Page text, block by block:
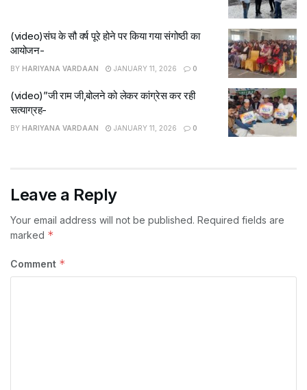
(video)संघ के सौ वर्ष पूरे होने पर किया गया संगोष्ठी का
आयोजन-
BY HARIYANA VARDAAN JANUARY 11, 2026 0
(video)”जी राम जी,बोलने को लेकर कांग्रेस कर रही
सत्याग्रह-
BY HARIYANA VARDAAN JANUARY 11, 2026 0
Leave a Reply
Your email address will not be published. Required fields are
marked *
Comment *